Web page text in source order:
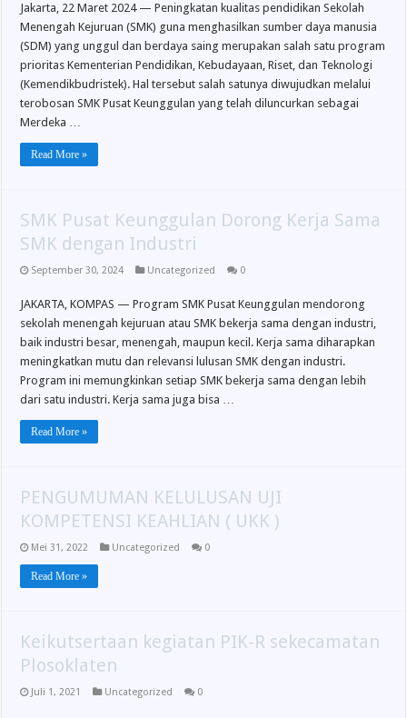
Jakarta, 22 Maret 2024 — Peningkatan kualitas pendidikan Sekolah
Menengah Kejuruan (SMK) guna menghasilkan sumber daya manusia
(SDM) yang unggul dan berdaya saing merupakan salah satu program
prioritas Kementerian Pendidikan, Kebudayaan, Riset, dan Teknologi
(Kemendikbudristek). Hal tersebut salah satunya diwujudkan melalui
terobosan SMK Pusat Keunggulan yang telah diluncurkan sebagai
Merdeka …
Read More »
SMK Pusat Keunggulan Dorong Kerja Sama
SMK dengan Industri
September 30, 2024 Uncategorized 0
JAKARTA, KOMPAS — Program SMK Pusat Keunggulan mendorong
sekolah menengah kejuruan atau SMK bekerja sama dengan industri,
baik industri besar, menengah, maupun kecil. Kerja sama diharapkan
meningkatkan mutu dan relevansi lulusan SMK dengan industri.
Program ini memungkinkan setiap SMK bekerja sama dengan lebih
dari satu industri. Kerja sama juga bisa …
Read More »
PENGUMUMAN KELULUSAN UJI
KOMPETENSI KEAHLIAN ( UKK )
Mei 31, 2022 Uncategorized 0
Read More »
Keikutsertaan kegiatan PIK-R sekecamatan
Plosoklaten
Juli 1, 2021 Uncategorized 0